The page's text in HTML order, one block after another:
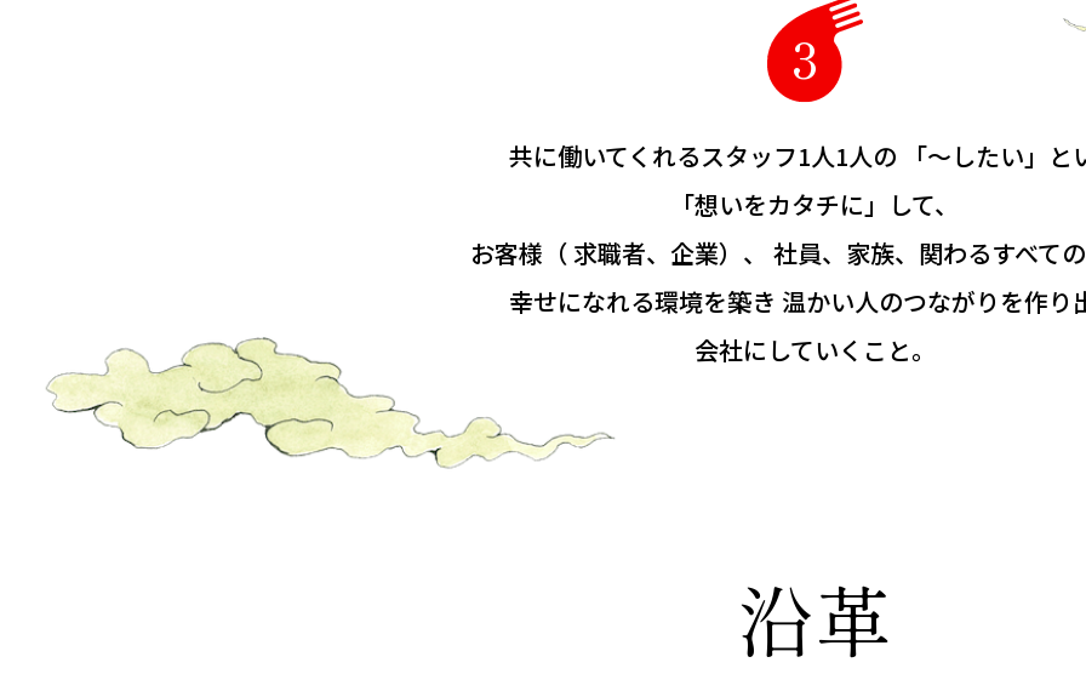
共に働いてくれるスタッフ1人1人の
「〜したい」と
「想いをカタチに」して、
お客様（ 求職者、企業）、 社員、家族、関わるすべて
幸せになれる環境を築き 温かい人のつながりを作り
会社にしていくこと。
沿革